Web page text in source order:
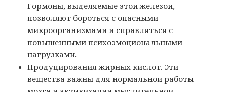
Гормоны, выделяемые этой железой,
позволяют бороться с опасными
микроорганизмами и справляться с
повышенными психоэмоциональными
нагрузками.
Продуцирования жирных кислот. Эти
вещества важны для нормальной работы